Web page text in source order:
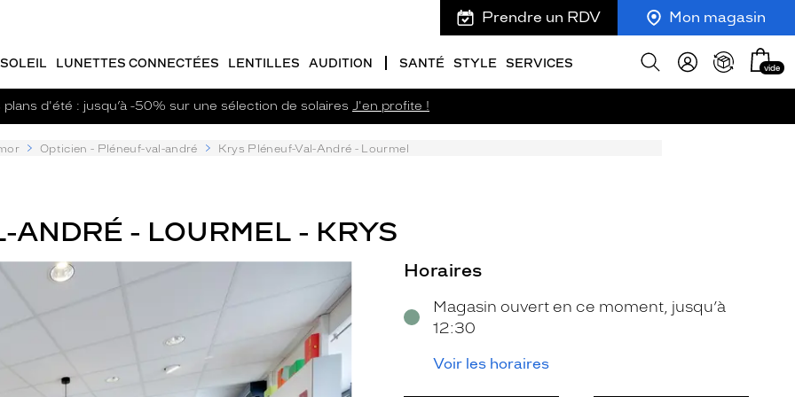
Prendre un RDV Mon magasin
LUNETTES CONNECTÉES LENTILLES AUDITION SANTÉ STYLE SERVICES
Afficher
Mon
panier
vide
plans d'été : jusqu’à -50% sur une sélection de solaires J'en profite !
Opticien - Pléneuf-val-andré Krys Pléneuf-Val-André - Lourmel
- LOURMEL - KRYS
Horaires
Magasin ouvert en ce moment, jusqu’à
12:30
Voir les horaires